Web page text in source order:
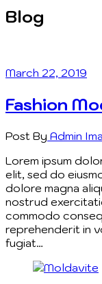
Blog
March 22, 2019
Fashion
Post By Admin
Lorem ipsum
elit, sed do
dolore magna
nostrud
commodo
reprehenderit in
fugiat…